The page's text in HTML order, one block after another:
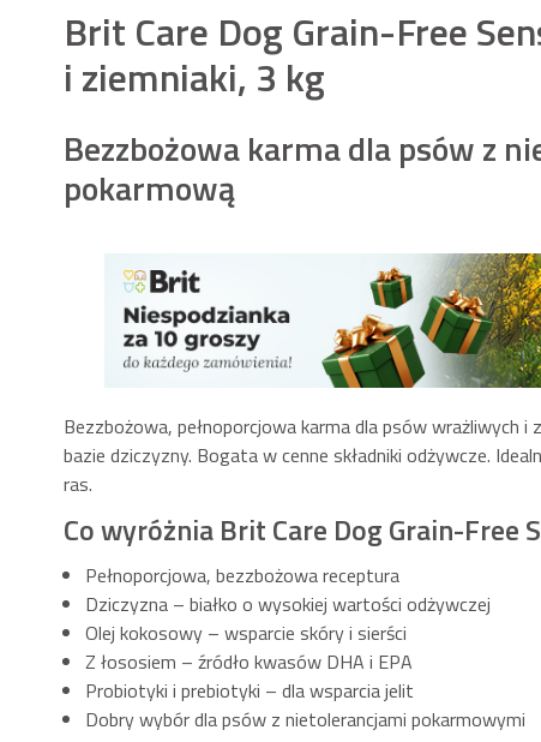
Brit Care Dog Grain-Free
i ziemniaki, 3 kg
Bezzbożowa karma dla psów z
pokarmową
Bezzbożowa, pełnoporcjowa karma dla psów wrażliwych i
bazie dziczyzny. Bogata w cenne składniki odżywcze.
ras.
Co wyróżnia Brit Care Dog Grain-Free
Pełnoporcjowa, bezzbożowa receptura
Dziczyzna – białko o wysokiej wartości odżywczej
Olej kokosowy – wsparcie skóry i sierści
Z łososiem – źródło kwasów DHA i EPA
Probiotyki i prebiotyki – dla wsparcia jelit
Dobry wybór dla psów z nietolerancjami pokarmowymi